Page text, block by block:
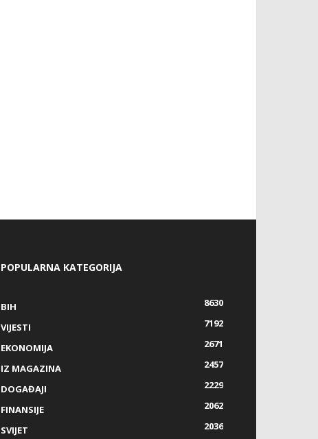
POPULARNA KATEGORIJA
BIH
8630
VIJESTI
7192
EKONOMIJA
2671
IZ MAGAZINA
2457
DOGAĐAJI
2229
FINANSIJE
2062
SVIJET
2036